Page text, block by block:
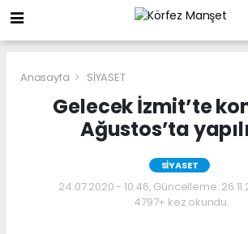
Anasayfa SİYASET
Gelecek İzmit’te
Ağustos’ta
SİYASET
24.07.2020 - 10:46, Güncelleme:
4797+ kez okundu.